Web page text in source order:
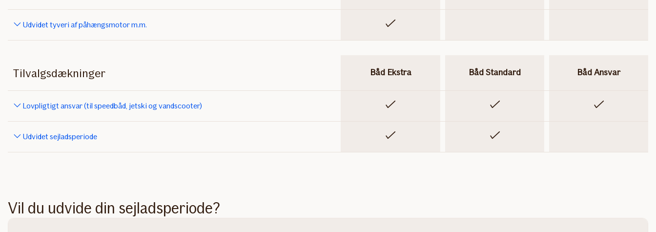
Udvidet tyveri af påhængsmotor m.m. Inkluderet
Tilvalgsdækninger Båd Ekstra Båd Standard Båd Ansvar
Lovpligtigt ansvar (til speedbåd, jetski og vandscooter) Inkluderet Inkluderet Inkluderet
Udvidet sejladsperiode Inkluderet Inkluderet
Vil du udvide din sejladsperiode?